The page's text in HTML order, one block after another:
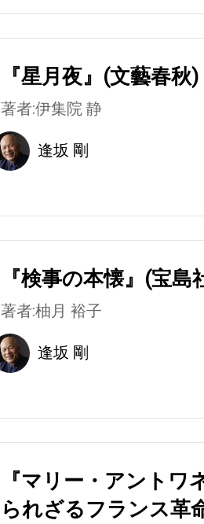
『星月夜』(文藝春秋)
著者:伊集院 静
逢坂 剛
『検事の本懐』(宝島
著者:柚月 裕子
逢坂 剛
『マリー・アントワ
られざるフランス革